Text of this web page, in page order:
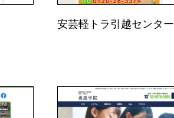
安芸軽トラ引越センター